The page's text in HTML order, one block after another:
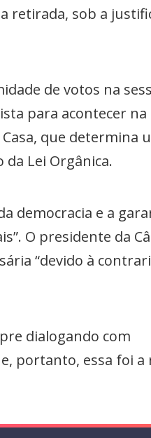
retirada, sob a
de votos na
para acontecer
que determina
Lei Orgânica.
democracia e a
O presidente da
“devido à
dialogando com
portanto, essa foi a